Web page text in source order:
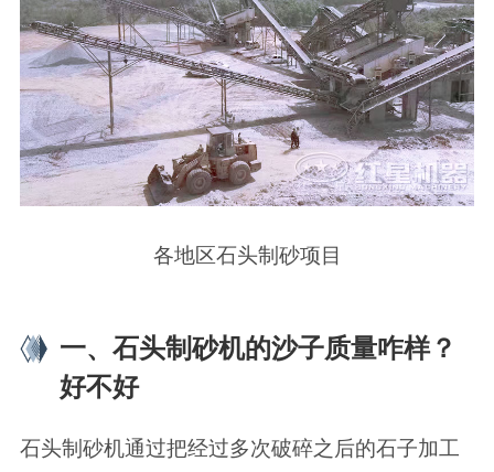
各地区石头制砂项目
一、石头制砂机的沙子质量咋样？
好不好
石头制砂机通过把经过多次破碎之后的石子加工